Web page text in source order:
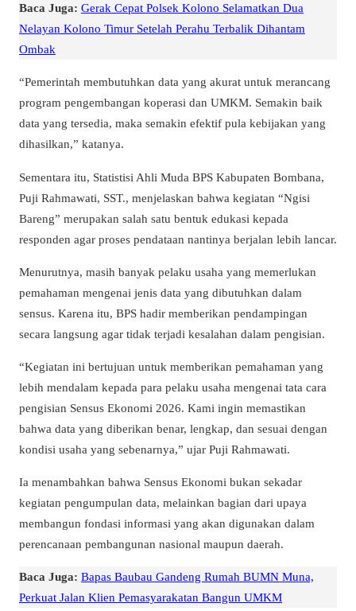
Baca Juga: Gerak Cepat Polsek Kolono Selamatkan Dua
Nelayan Kolono Timur Setelah Perahu Terbalik Dihantam
Ombak
“Pemerintah membutuhkan data yang akurat untuk merancang
program pengembangan koperasi dan UMKM. Semakin baik
data yang tersedia, maka semakin efektif pula kebijakan yang
dihasilkan,” katanya.
Sementara itu, Statistisi Ahli Muda BPS Kabupaten Bombana,
Puji Rahmawati, SST., menjelaskan bahwa kegiatan “Ngisi
Bareng” merupakan salah satu bentuk edukasi kepada
responden agar proses pendataan nantinya berjalan lebih lancar.
Menurutnya, masih banyak pelaku usaha yang memerlukan
pemahaman mengenai jenis data yang dibutuhkan dalam
sensus. Karena itu, BPS hadir memberikan pendampingan
secara langsung agar tidak terjadi kesalahan dalam pengisian.
“Kegiatan ini bertujuan untuk memberikan pemahaman yang
lebih mendalam kepada para pelaku usaha mengenai tata cara
pengisian Sensus Ekonomi 2026. Kami ingin memastikan
bahwa data yang diberikan benar, lengkap, dan sesuai dengan
kondisi usaha yang sebenarnya,” ujar Puji Rahmawati.
Ia menambahkan bahwa Sensus Ekonomi bukan sekadar
kegiatan pengumpulan data, melainkan bagian dari upaya
membangun fondasi informasi yang akan digunakan dalam
perencanaan pembangunan nasional maupun daerah.
Baca Juga: Bapas Baubau Gandeng Rumah BUMN Muna,
Perkuat Jalan Klien Pemasyarakatan Bangun UMKM